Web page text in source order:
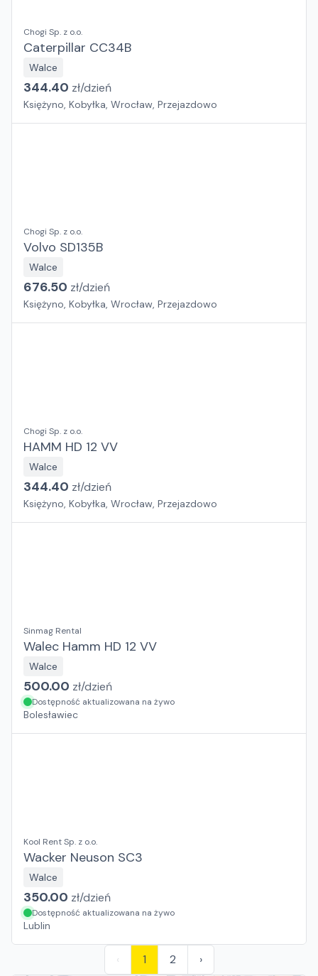
Chogi Sp. z o.o.
Caterpillar CC34B
Walce
344.40 zł/dzień
Księżyno, Kobyłka, Wrocław, Przejazdowo
Chogi Sp. z o.o.
Volvo SD135B
Walce
676.50 zł/dzień
Księżyno, Kobyłka, Wrocław, Przejazdowo
Chogi Sp. z o.o.
HAMM HD 12 VV
Walce
344.40 zł/dzień
Księżyno, Kobyłka, Wrocław, Przejazdowo
Sinmag Rental
Walec Hamm HD 12 VV
Walce
500.00 zł/dzień
Dostępność aktualizowana na żywo
Bolesławiec
Kool Rent Sp. z o.o.
Wacker Neuson SC3
Walce
350.00 zł/dzień
Dostępność aktualizowana na żywo
Lublin
‹ 1 2 ›